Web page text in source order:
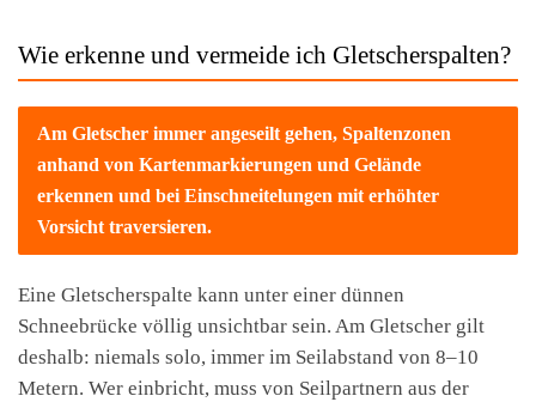
Wie erkenne und vermeide ich Gletscherspalten?
Am Gletscher immer angeseilt gehen, Spaltenzonen
anhand von Kartenmarkierungen und Gelände
erkennen und bei Einschneitelungen mit erhöhter
Vorsicht traversieren.
Eine Gletscherspalte kann unter einer dünnen
Schneebrücke völlig unsichtbar sein. Am Gletscher gilt
deshalb: niemals solo, immer im Seilabstand von 8–10
Metern. Wer einbricht, muss von Seilpartnern aus der